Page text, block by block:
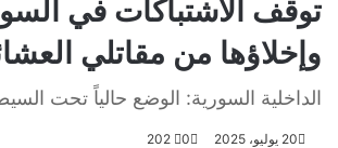
توقف الاشتباكات في
وإخلاؤها من مقاتلي
الداخلية السورية: الوضع حالياً تحت
20 يوليو، 2025 0